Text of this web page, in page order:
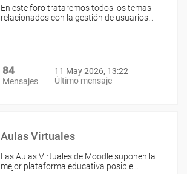
En este foro trataremos todos los temas
relacionados con la gestión de usuarios…
84
Mensajes
11 May 2026, 13:22
Último mensaje
Aulas Virtuales
Las Aulas Virtuales de Moodle suponen la
mejor plataforma educativa posible…